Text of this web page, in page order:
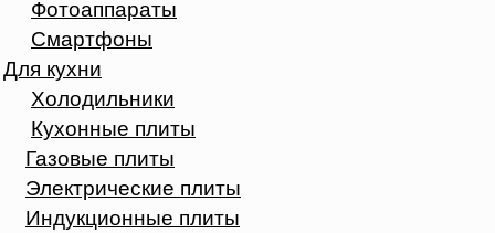
Фотоаппараты
Смартфоны
Для кухни
Холодильники
Кухонные плиты
Газовые плиты
Электрические плиты
Индукционные плиты